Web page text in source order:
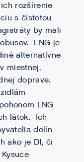
rozšírenie
s čistotou
by mali
LNG je
alternatívne
miestnej,
doprave.
LNG
látok. Ich
dolín
ako je D1, či